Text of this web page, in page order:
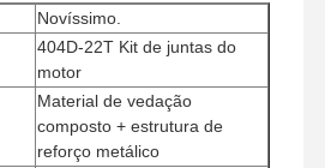
Novíssimo.
404D-22T Kit de juntas do
motor
Material de vedação
composto + estrutura de
reforço metálico